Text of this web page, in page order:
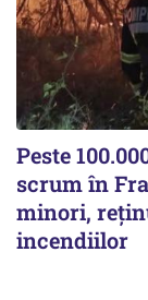
Peste
scrum în
minori,
incendiilor